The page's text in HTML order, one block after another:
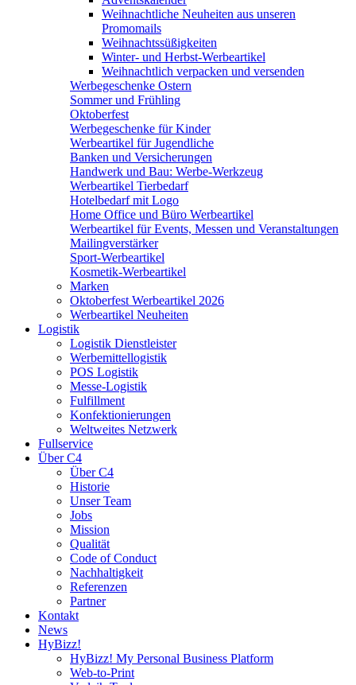
Weihnachtliche Neuheiten aus unseren
Promomails
Weihnachtssüßigkeiten
Winter- und Herbst-Werbeartikel
Weihnachtlich verpacken und versenden
Werbegeschenke Ostern
Sommer und Frühling
Oktoberfest
Werbegeschenke für Kinder
Werbeartikel für Jugendliche
Banken und Versicherungen
Handwerk und Bau: Werbe-Werkzeug
Werbeartikel Tierbedarf
Hotelbedarf mit Logo
Home Office und Büro Werbeartikel
Werbeartikel für Events, Messen und Veranstaltungen
Mailingverstärker
Sport-Werbeartikel
Kosmetik-Werbeartikel
Marken
Oktoberfest Werbeartikel 2026
Werbeartikel Neuheiten
Logistik
Logistik Dienstleister
Werbemittellogistik
POS Logistik
Messe-Logistik
Fulfillment
Konfektionierungen
Weltweites Netzwerk
Fullservice
Über C4
Über C4
Historie
Unser Team
Jobs
Mission
Qualität
Code of Conduct
Nachhaltigkeit
Referenzen
Partner
Kontakt
News
HyBizz!
HyBizz! My Personal Business Platform
Web-to-Print